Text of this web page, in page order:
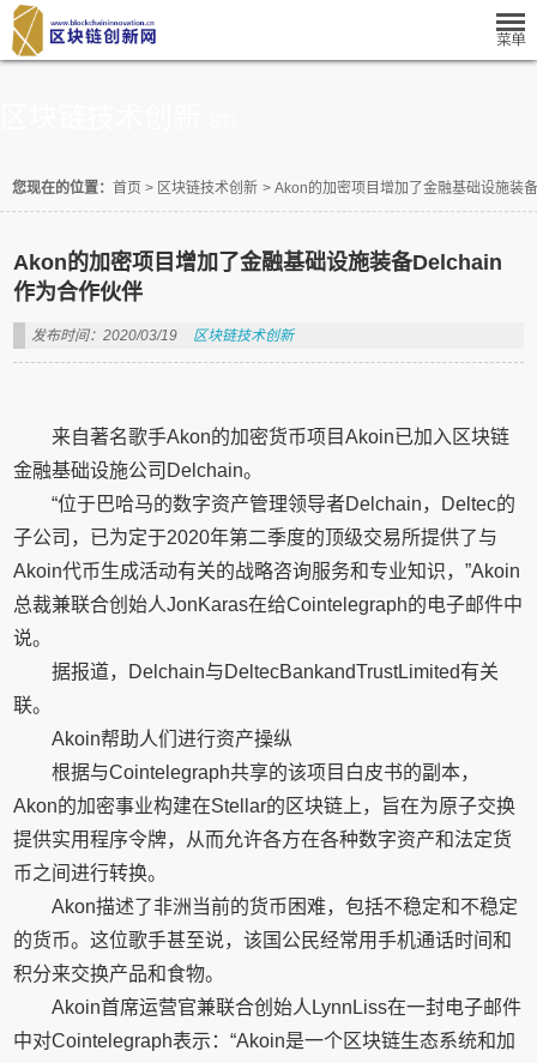
您现在的位置： 首页 > 区块链技术创新 > Akon的加密项目增加了金融基础设施装
Akon的加密项目增加了金融基础设施装备Delchain
作为合作伙伴
发布时间：2020/03/19 区块链技术创新
来自著名歌手Akon的加密货币项目Akoin已加入区块链
金融基础设施公司Delchain。
“位于巴哈马的数字资产管理领导者Delchain，Deltec的
子公司，已为定于2020年第二季度的顶级交易所提供了与
Akoin代币生成活动有关的战略咨询服务和专业知识，”Akoin
总裁兼联合创始人JonKaras在给Cointelegraph的电子邮件中
说。
据报道，Delchain与DeltecBankandTrustLimited有关
联。
Akoin帮助人们进行资产操纵
根据与Cointelegraph共享的该项目白皮书的副本，
Akon的加密事业构建在Stellar的区块链上，旨在为原子交换
提供实用程序令牌，从而允许各方在各种数字资产和法定货
币之间进行转换。
Akon描述了非洲当前的货币困难，包括不稳定和不稳定
的货币。这位歌手甚至说，该国公民经常用手机通话时间和
积分来交换产品和食物。
Akoin首席运营官兼联合创始人LynnLiss在一封电子邮件
中对Cointelegraph表示：“Akoin是一个区块链生态系统和加